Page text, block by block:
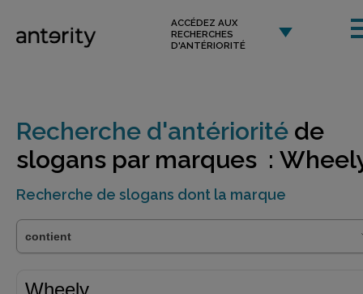
ACCÉDEZ AUX
RECHERCHES
D'ANTÉRIORITÉ
Recherche d'antériorité de
slogans par marques :
Recherche de slogans dont la marque